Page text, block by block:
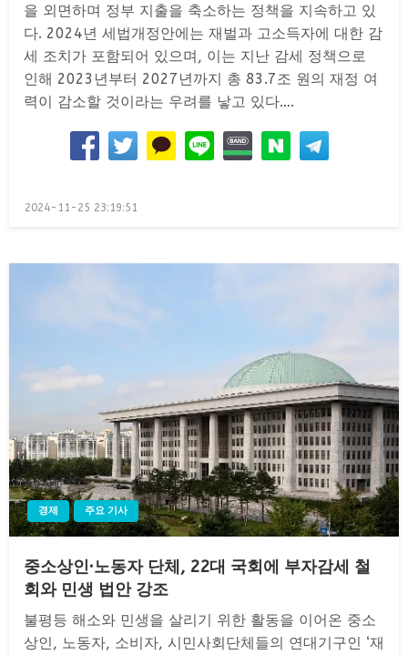
을 외면하며 정부 지출을 축소하는 정책을 지속하고 있
다. 2024년 세법개정안에는 재벌과 고소득자에 대한 감
세 조치가 포함되어 있으며, 이는 지난 감세 정책으로
인해 2023년부터 2027년까지 총 83.7조 원의 재정 여
력이 감소할 것이라는 우려를 낳고 있다….
Posted
2024-11-25 23:19:51
경제 주요 기사
중소상인·노동자 단체, 22대 국회에 부자감세 철
회와 민생 법안 강조
불평등 해소와 민생을 살리기 위한 활동을 이어온 중소
상인, 노동자, 소비자, 시민사회단체들의 연대기구인 ‘재